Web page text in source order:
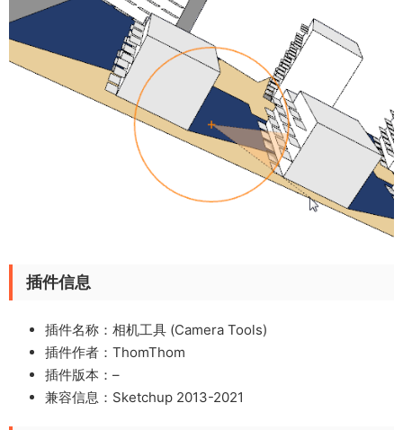
插件信息
插件名称：相机工具 (Camera Tools)
插件作者： ThomThom
插件版本：–
兼容信息：Sketchup 2013-2021